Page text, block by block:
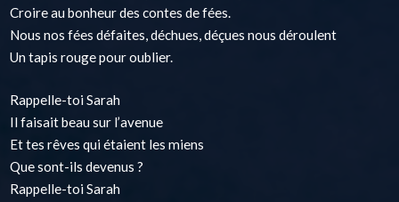
Croire au bonheur des contes de fées.
Nous nos fées défaites, déchues, déçues nous déroulent
Un tapis rouge pour oublier.
Rappelle-toi Sarah
Il faisait beau sur l’avenue
Et tes rêves qui étaient les miens
Que sont-ils devenus ?
Rappelle-toi Sarah